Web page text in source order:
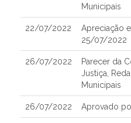
Municipais
22/07/2022
Apreciação
25/07/2022
26/07/2022
Parecer da
Justiça,
Municipais
26/07/2022 Aprovado